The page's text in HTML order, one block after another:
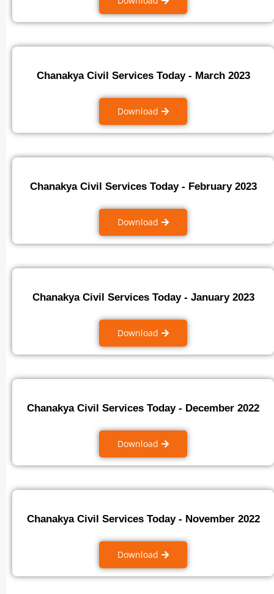
Chanakya Civil Services Today - March 2023
Download
Chanakya Civil Services Today - February 2023
Download
Chanakya Civil Services Today - January 2023
Download
Chanakya Civil Services Today - December 2022
Download
Chanakya Civil Services Today - November 2022
Download